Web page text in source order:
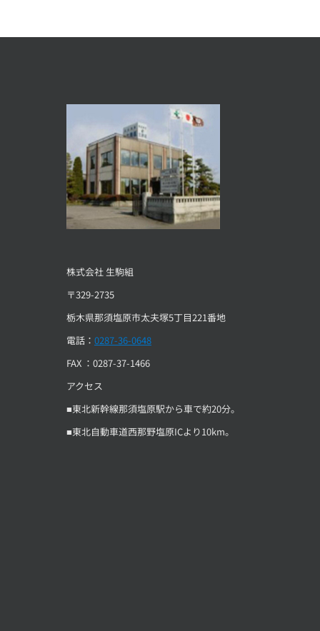
株式会社 生駒組
〒329-2735
栃木県那須塩原市太夫塚5丁目221番地
電話： 0287-36-0648
FAX ：0287-37-1466
アクセス
■東北新幹線那須塩原駅から車で約20分。
■東北自動車道西那野塩原ICより10km。